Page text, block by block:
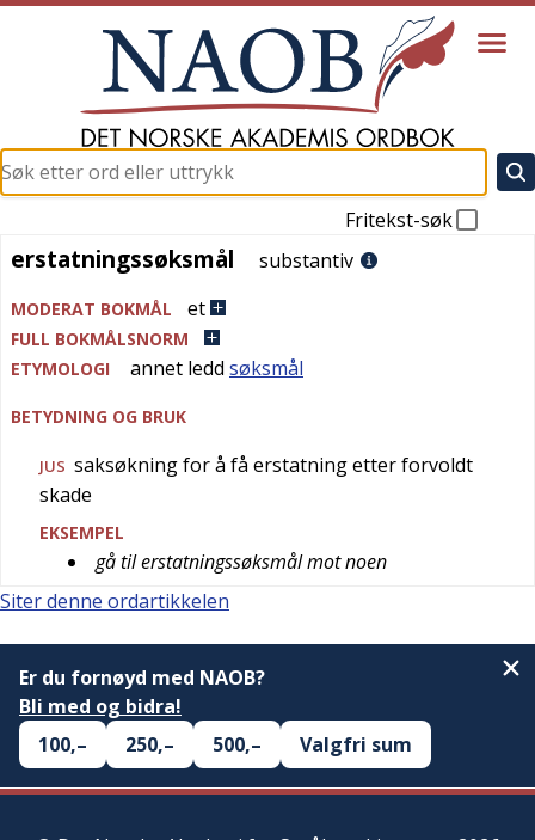
Fritekst-søk
erstatningssøksmål
erstatningssøksmål substantiv
MODERAT BOKMÅL et
FULL BOKMÅLSNORM
ETYMOLOGI
annet ledd søksmål
BETYDNING OG BRUK
JUS saksøkning for å få erstatning etter forvoldt
skade
EKSEMPEL
gå til erstatningssøksmål mot noen
Siter denne ordartikkelen
Er du fornøyd med NAOB?
Bli med og bidra!
100,–
250,– 500,– Valgfri sum